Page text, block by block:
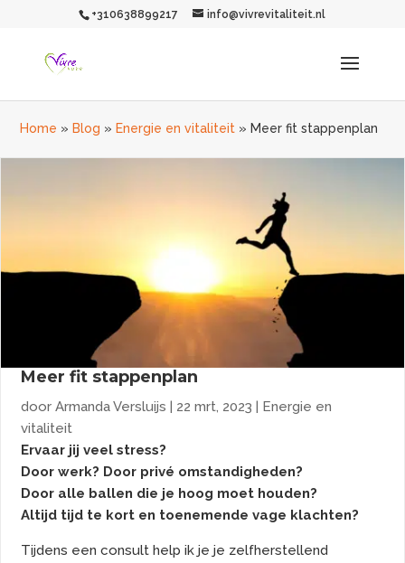
+310638899217 info@vivrevitaliteit.nl
Home » Blog » Energie en vitaliteit » Meer fit stappenplan
Meer fit stappenplan
doorArmanda Versluijs | 22 mrt, 2023 | Energie en
vitaliteit
Ervaar jij veel stress?
Door werk? Door privé omstandigheden?
Door alle ballen die je hoog moet houden?
Altijd tijd te kort en toenemende vage klachten?
Tijdens een consult help ik je je zelfherstellend